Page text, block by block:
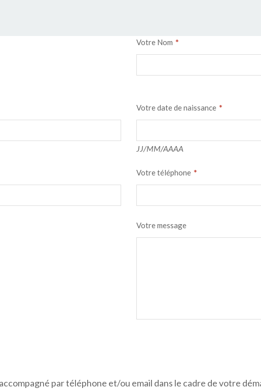
Votre Nom *
Votre date de naissance *
JJ/MM/AAAA
Votre téléphone *
Votre message
par téléphone et/ou email dans le cadre de votre